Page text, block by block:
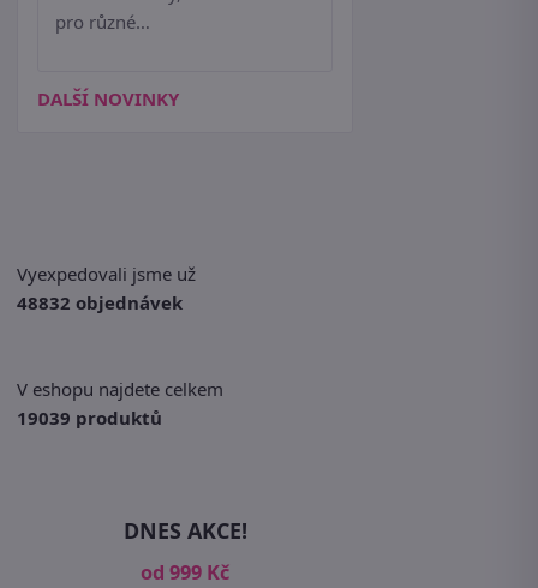
pro různé…
DALŠÍ NOVINKY
Vyexpedovali jsme už
48832 objednávek
V eshopu najdete celkem
19039 produktů
DNES AKCE!
od 999 Kč